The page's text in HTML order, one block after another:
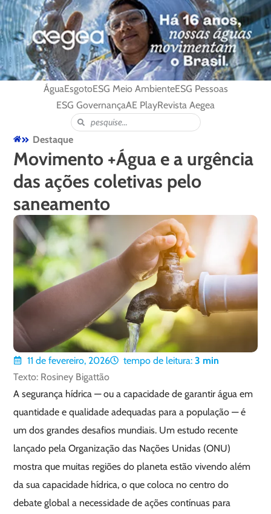
ÁguaEsgotoESG Meio AmbienteESG Pessoas
ESG GovernançaAE PlayRevista Aegea
Destaque
Movimento +Água e a urgência
das ações coletivas pelo
saneamento
11 de fevereiro, 2026 tempo de leitura: 3 min
Texto: Rosiney Bigattão
A segurança hídrica — ou a capacidade de garantir água em
quantidade e qualidade adequadas para a população — é
um dos grandes desafios mundiais. Um estudo recente
lançado pela Organização das Nações Unidas (ONU)
mostra que muitas regiões do planeta estão vivendo além
da sua capacidade hídrica, o que coloca no centro do
debate global a necessidade de ações contínuas para